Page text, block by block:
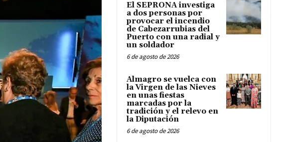
El SEPRONA investiga
a dos personas por
provocar el incendio
de Cabezarrubias del
Puerto con una radial y
un soldador
6 de agosto de 2026
Almagro se vuelca con
la Virgen de las Nieves
en unas fiestas
marcadas por la
tradición y el relevo en
la Diputación
6 de agosto de 2026